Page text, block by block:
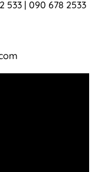
533 | 090 678 2533